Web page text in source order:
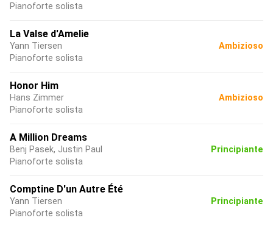
Pianoforte solista
La Valse d'Amelie
Yann Tiersen
Pianoforte solista
Ambizioso
Honor Him
Hans Zimmer
Pianoforte solista
Ambizioso
A Million Dreams
Benj Pasek, Justin Paul
Pianoforte solista
Principiante
Comptine D'un Autre Été
Yann Tiersen
Pianoforte solista
Principiante